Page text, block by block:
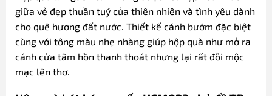
giữa vẻ đẹp thuần tuý của thiên nhiên và tình yêu dành
cho quê hương đất nước. Thiết kế cánh bướm đặc biệt
cùng với tông màu nhẹ nhàng giúp hộp quà như mở ra
cánh cửa tâm hồn thanh thoát nhưng lại rất đỗi mộc
mạc lên thơ.